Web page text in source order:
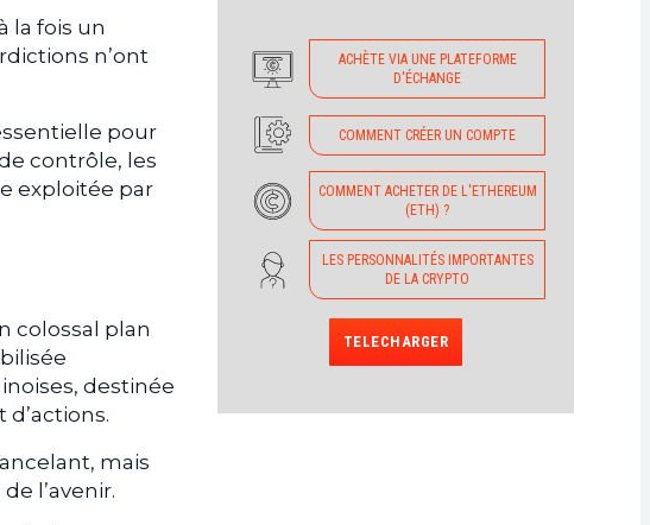
la fois un
n’ont
pour
contrôle, les
exploitée par
colossal plan
destinée
mais
l’avenir.
ACHÈTE VIA UNE PLATEFORME
D'ÉCHANGE
COMMENT CRÉER UN COMPTE
COMMENT ACHETER DE L'ETHEREUM
(ETH) ?
LES PERSONNALITÉS IMPORTANTES
DE LA CRYPTO
TELECHARGER